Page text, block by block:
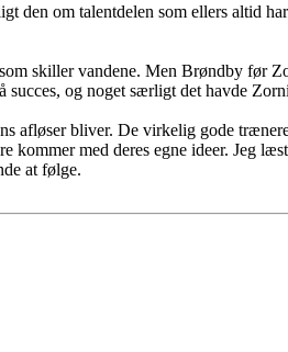
den om talentdelen som ellers altid
skiller vandene. Men Brøndby før
og noget særligt det havde
afløser bliver. De virkelig gode
kommer med deres egne ideer. Jeg
at følge.